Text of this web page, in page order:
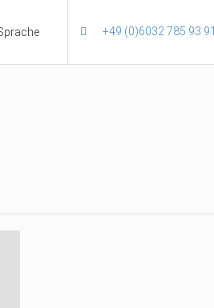
+49 (0)6032 785 93 91